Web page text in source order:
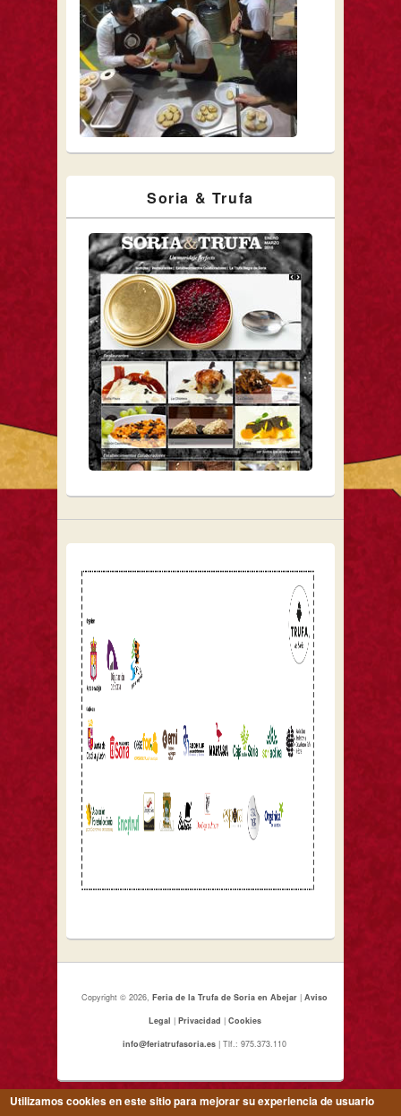
Soria & Trufa
Copyright © 2026,Feria de la Trufa de Soria en Abejar |Aviso
Legal | Privacidad | Cookies
info@feriatrufasoria.es | Tlf.: 975.373.110
Utilizamos cookies en este sitio para mejorar su experiencia de usuario